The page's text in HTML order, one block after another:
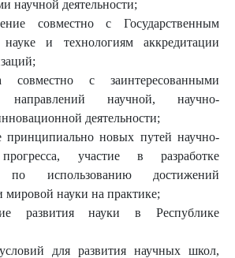
научной деятельности;
совместно с Государственным
и технологиям аккредитации
совместно с заинтересованными
направлений научной, научно-
деятельности;
принципиально новых путей научно-
прогресса, участие в разработке
по использованию достижений
мировой науки на практике;
развития науки в Республике
для развития научных школ,